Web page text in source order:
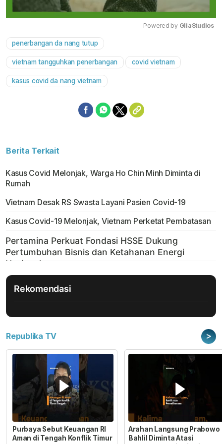
Powered by GliaStudios
penerbangan da nang tutup
vietnam tangguhkan penerbangan covid vietnam
kasus covid da nang vietnam
Berita Terkait
Kasus Covid Melonjak, Warga Ho Chin Minh Diminta di
Rumah
Vietnam Desak RS Swasta Layani Pasien Covid-19
Kasus Covid-19 Melonjak, Vietnam Perketat Pembatasan
Rekomendasi
Republika TV >
Purbaya Sebut Keuangan RI
Aman di Tengah Konflik Timur
Arahan Langsung Prabowo
Bahlil Diminta Atasi